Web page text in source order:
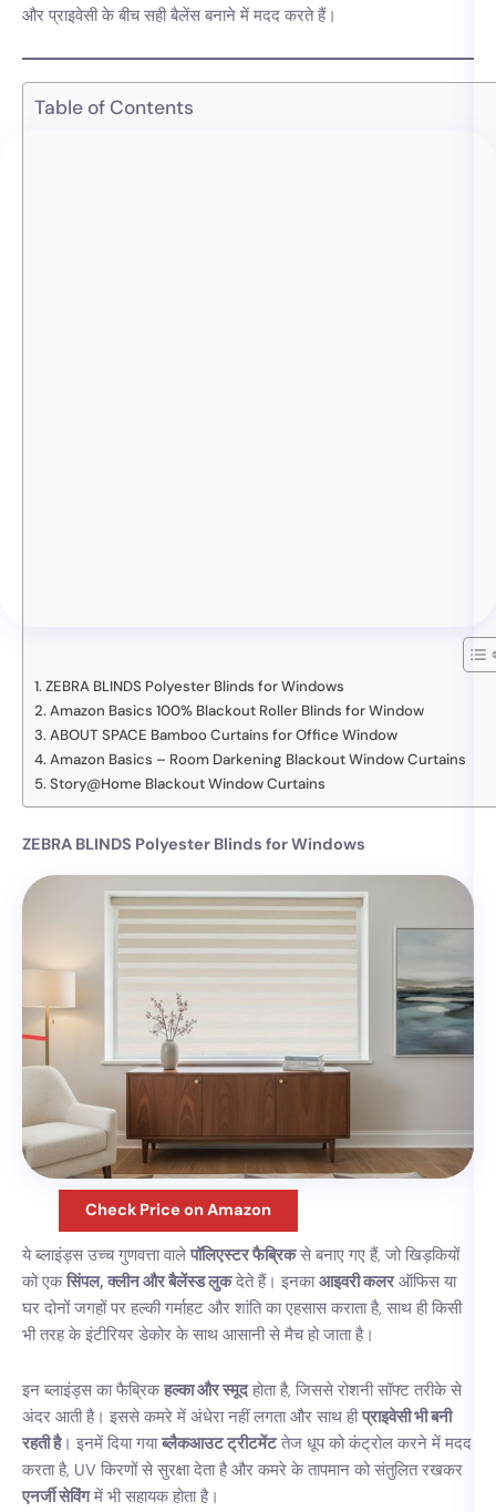
और प्राइवेसी के बीच सही बैलेंस बनाने में मदद करते हैं।
Table of Contents
ZEBRA BLINDS Polyester Blinds for Windows
Amazon Basics 100% Blackout Roller Blinds for Window
ABOUT SPACE Bamboo Curtains for Office Window
Amazon Basics – Room Darkening Blackout Window Curtains
Story@Home Blackout Window Curtains
ZEBRA BLINDS Polyester Blinds for Windows
Check Price on Amazon
ये ब्लाइंड्स उच्च गुणवत्ता वाले पॉलिएस्टर फैब्रिकसे बनाए गए हैं, जो खिड़कियों
को एकसिंपल, क्लीन और बैलेंस्ड लुकदेते हैं। इनकाआइवरी कलरऑफिस या
घर दोनों जगहों पर हल्की गर्माहट और शांति का एहसास कराता है, साथ ही किसी
भी तरह के इंटीरियर डेकोर के साथ आसानी से मैच हो जाता है।
इन ब्लाइंड्स का फैब्रिकहल्का और स्मूदहोता है, जिससे रोशनी सॉफ्ट तरीके से
अंदर आती है। इससे कमरे में अंधेरा नहीं लगता और साथ हीप्राइवेसी भी बनी
रहती है। इनमें दिया गयाब्लैकआउट ट्रीटमेंटतेज धूप को कंट्रोल करने में मदद
करता है, UV किरणों से सुरक्षा देता है और कमरे के तापमान को संतुलित रखकर
एनर्जी सेविंगमें भी सहायक होता है।